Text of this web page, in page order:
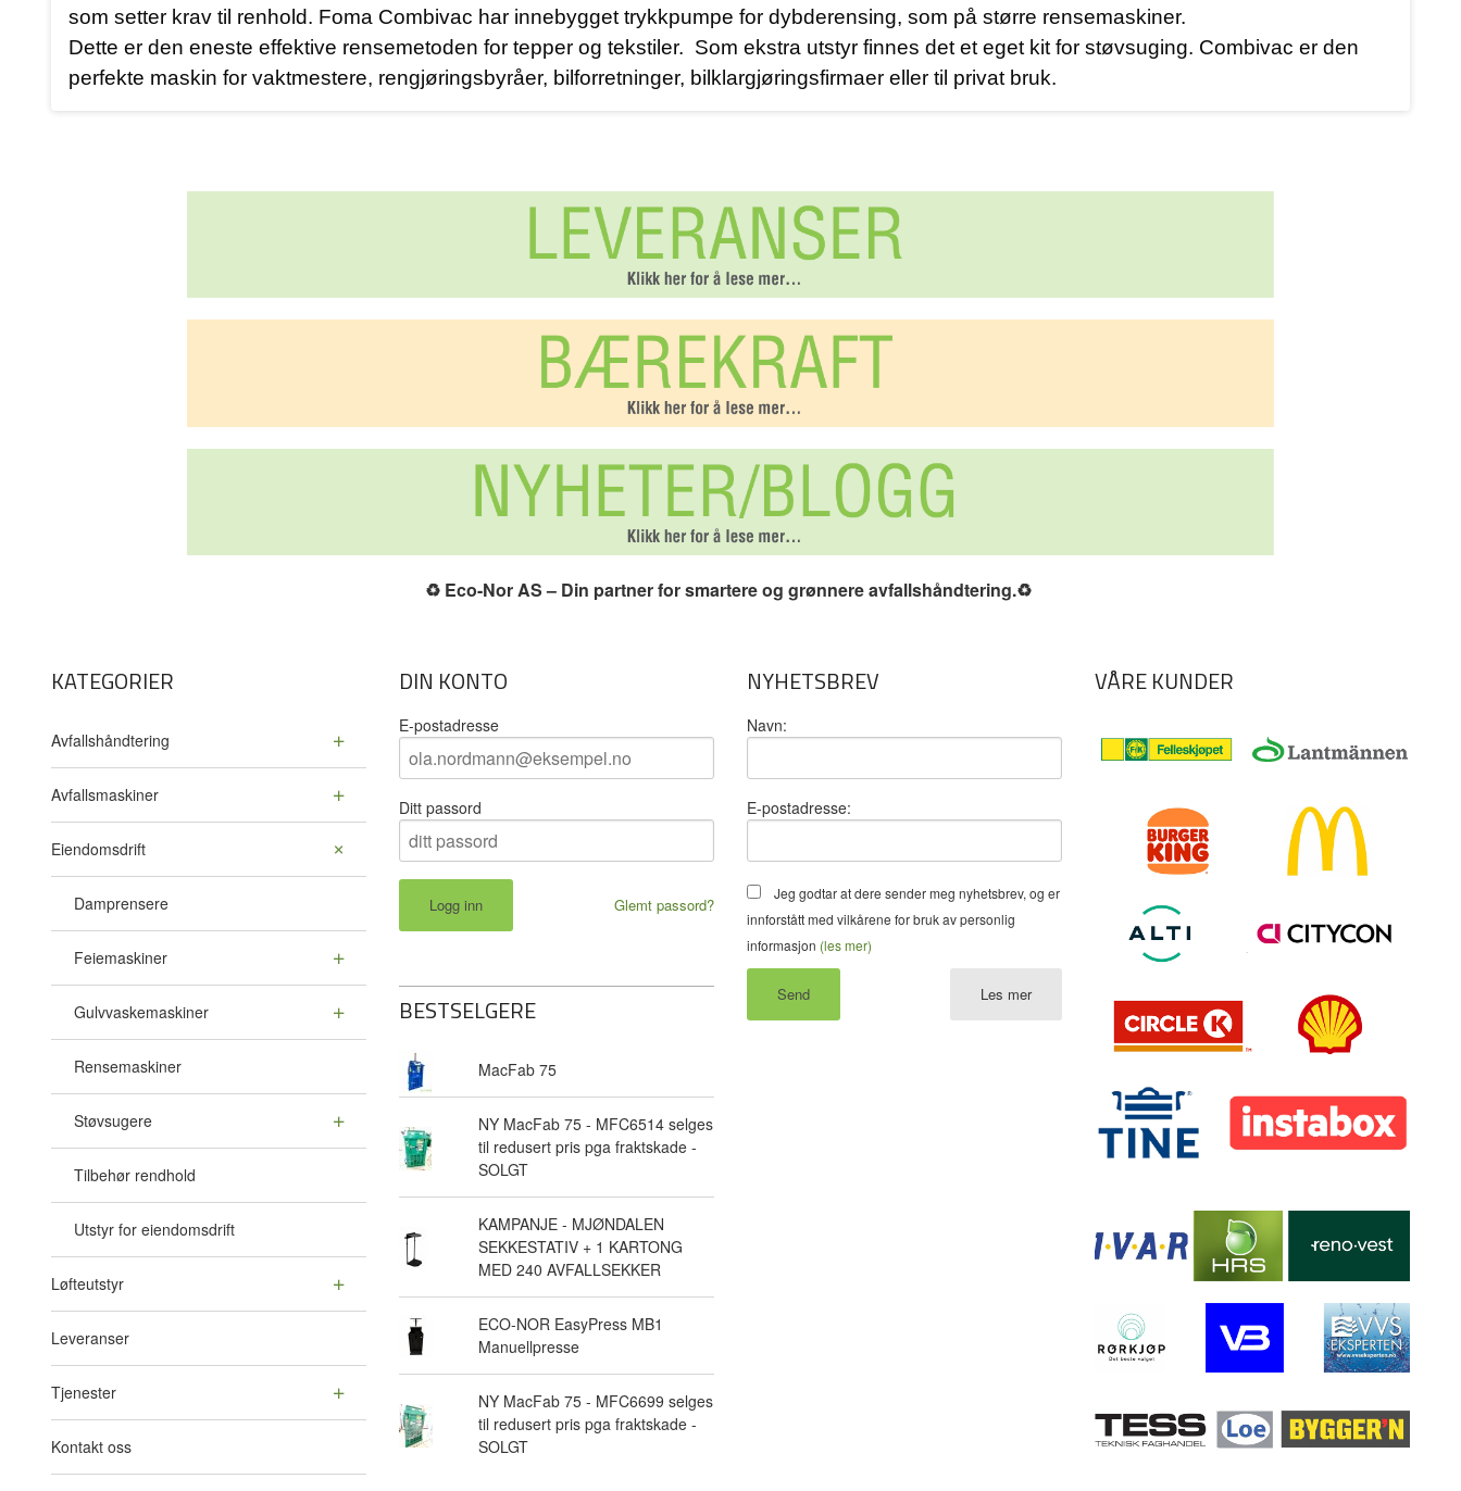
som setter krav til renhold. Foma Combivac har innebygget trykkpumpe for dybderensing, som på større rensemaskiner.
Dette er den eneste effektive rensemetoden for tepper og tekstiler. Som ekstra utstyr finnes det et eget kit for støvsuging. Combivac er den
perfekte maskin for vaktmestere, rengjøringsbyråer, bilforretninger, bilklargjøringsfirmaer eller til privat bruk.
♻️ Eco-Nor AS – Din partner for smartere og grønnere avfallshåndtering.♻️
KATEGORIER
Avfallshåndtering
Avfallsmaskiner
Eiendomsdrift
Damprensere
Feiemaskiner
Gulvvaskemaskiner
Rensemaskiner
Støvsugere
Tilbehør rendhold
Utstyr for eiendomsdrift
Løfteutstyr
Leveranser
Tjenester
Kontakt oss
DIN KONTO
E-postadresse
Ditt passord
Glemt passord?
BESTSELGERE
MacFab 75
NY MacFab 75 - MFC6514 selges
til redusert pris pga fraktskade -
SOLGT
KAMPANJE - MJØNDALEN
SEKKESTATIV + 1 KARTONG
MED 240 AVFALLSEKKER
ECO-NOR EasyPress MB1
Manuellpresse
NY MacFab 75 - MFC6699 selges
til redusert pris pga fraktskade -
SOLGT
NYHETSBREV
Navn:
E-postadresse:
Jeg godtar at dere sender meg nyhetsbrev, og er
innforstått med vilkårene for bruk av personlig
informasjon (les mer)
Les mer
VÅRE KUNDER